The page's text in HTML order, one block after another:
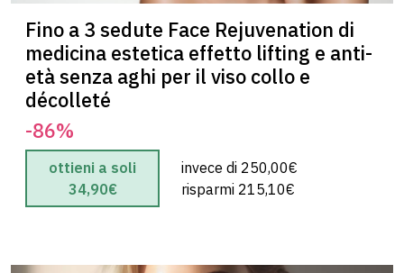
chiara V.
Fino a 3 sedute Face Rejuvenation di
medicina estetica effetto lifting e anti-
età senza aghi per il viso collo e
décolleté
-86%
ottieni a soli
34,90€
invece di 250,00€
risparmi 215,10€